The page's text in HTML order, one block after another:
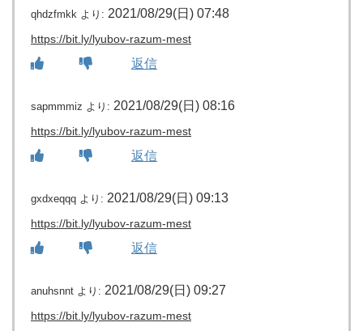
qhdzfmkk より: 2021/08/29(日) 07:48
https://bit.ly/lyubov-razum-mest
返信
sapmmmiz より: 2021/08/29(日) 08:16
https://bit.ly/lyubov-razum-mest
返信
gxdxeqqq より: 2021/08/29(日) 09:13
https://bit.ly/lyubov-razum-mest
返信
anuhsnnt より: 2021/08/29(日) 09:27
https://bit.ly/lyubov-razum-mest